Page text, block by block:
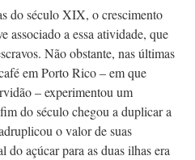
do século XIX, o crescimento
associado a essa atividade, que
Não obstante, nas últimas
em Porto Rico – em que
– experimentou um
do século chegou a duplicar a
o valor de suas
açúcar para as duas ilhas era